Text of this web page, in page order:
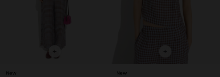
+
New
+
New